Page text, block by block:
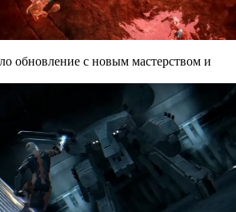
обновление с новым мастерством и